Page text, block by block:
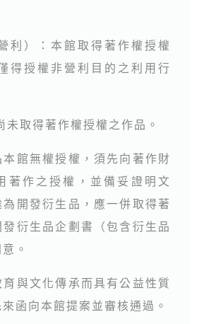
利）：本館取得著作權授權
得授權非營利目的之利用行
未取得著作權授權之作品。
館無權授權，須先向著作財
著作之授權，並備妥證明文
開發衍生品，應一併取得著
衍生品企劃書（包含衍生品
。
與文化傳承而具有公益性質
函向本館提案並審核通過。